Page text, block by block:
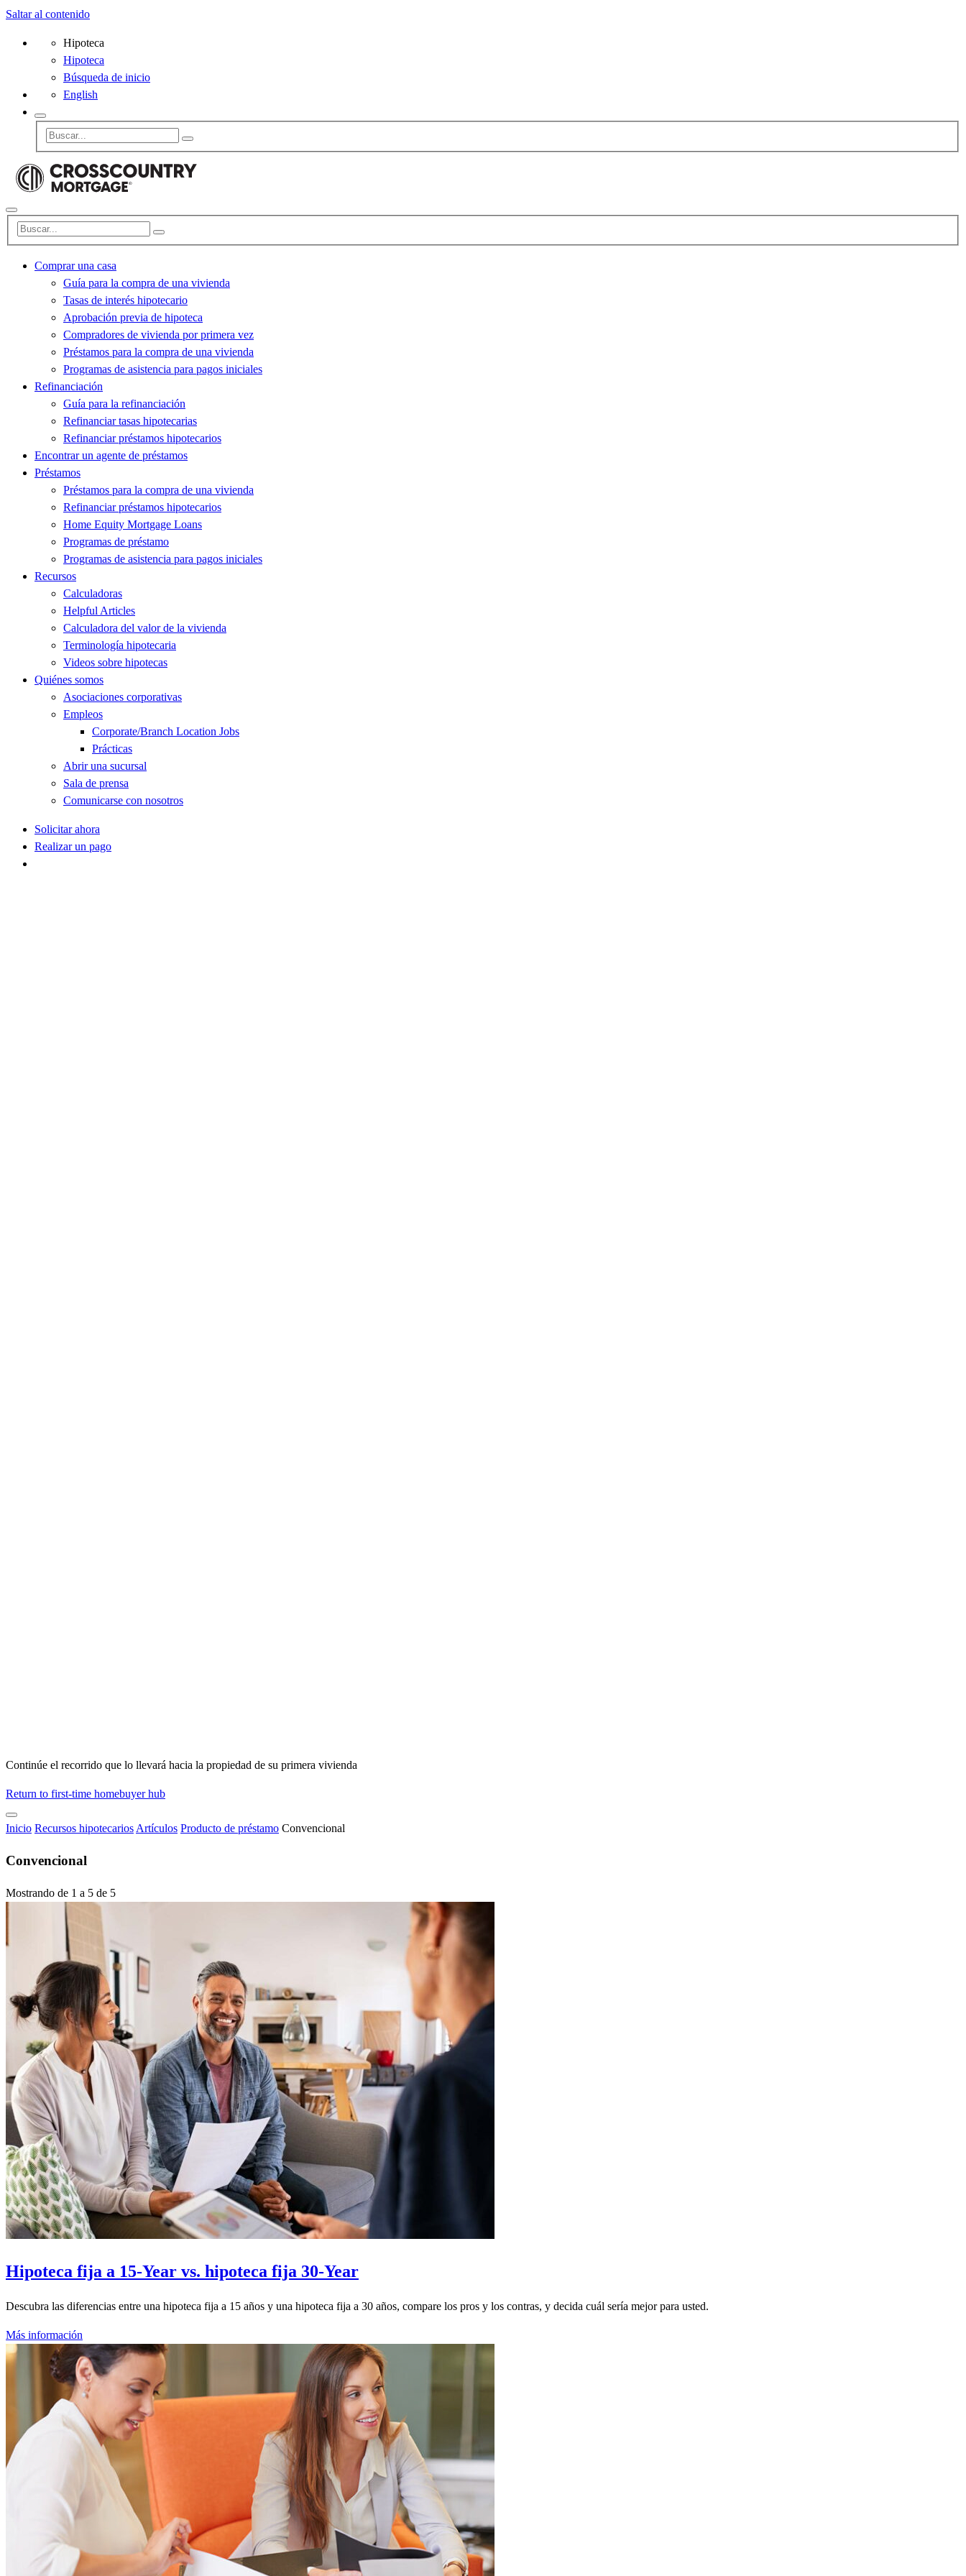
Saltar al contenido
Hipoteca
Hipoteca
Búsqueda de inicio
English
Comprar una casa
Guía para la compra de una vivienda
Tasas de interés hipotecario
Aprobación previa de hipoteca
Compradores de vivienda por primera vez
Préstamos para la compra de una vivienda
Programas de asistencia para pagos iniciales
Refinanciación
Guía para la refinanciación
Refinanciar tasas hipotecarias
Refinanciar préstamos hipotecarios
Encontrar un agente de préstamos
Préstamos
Préstamos para la compra de una vivienda
Refinanciar préstamos hipotecarios
Home Equity Mortgage Loans
Programas de préstamo
Programas de asistencia para pagos iniciales
Recursos
Calculadoras
Helpful Articles
Calculadora del valor de la vivienda
Terminología hipotecaria
Videos sobre hipotecas
Quiénes somos
Asociaciones corporativas
Empleos
Corporate/Branch Location Jobs
Prácticas
Abrir una sucursal
Sala de prensa
Comunicarse con nosotros
Solicitar ahora
Realizar un pago
Continúe el recorrido que lo llevará hacia la propiedad de su primera vivienda
Return to first-time homebuyer hub
Inicio Recursos hipotecarios Artículos Producto de préstamo Convencional
Convencional
Mostrando de 1 a 5 de 5
Hipoteca fija a 15-Year vs. hipoteca fija 30-Year
Descubra las diferencias entre una hipoteca fija a 15 años y una hipoteca fija a 30 años, compare los pros y los contras, y decida cuál sería mejor para usted.
Más información